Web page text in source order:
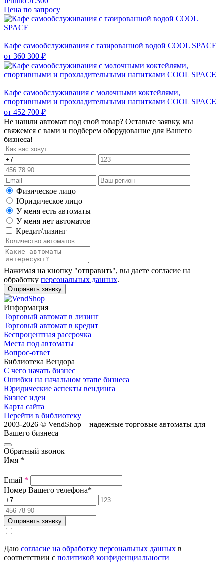
Цена по запросу
Кафе самообслуживания с газированной водой COOL SPACE
от 360 300 ₽
Кафе самообслуживания с молочными коктейлями,
спортивными и прохладительными напитками COOL SPACE
от 452 700 ₽
Не нашли автомат под свой товар? Оставьте заявку, мы
свяжемся с вами и подберем оборудование для Вашего
бизнеса!
Физическое лицо
Юридическое лицо
У меня есть автоматы
У меня нет автоматов
Кредит/лизинг
Нажимая на кнопку "отправить", вы даете согласие на
обработку персональных данных.
Отправить заявку
Информация
Торговый автомат в лизинг
Торговый автомат в кредит
Беспроцентная рассрочка
Места под автоматы
Вопрос-ответ
Библиотека Вендора
С чего начать бизнес
Ошибки на начальном этапе бизнеса
Юридические аспекты вендинга
Бизнес идеи
Карта сайта
Перейти в библиотеку
2003-2026 © VendShop – надежные торговые автоматы для
Вашего бизнеса
Обратный звонок
Имя *
Email *
Номер Вашего телефона*
Отправить заявку
Даю согласие на обработку персональных данных в
соответствии с политикой конфиденциальности